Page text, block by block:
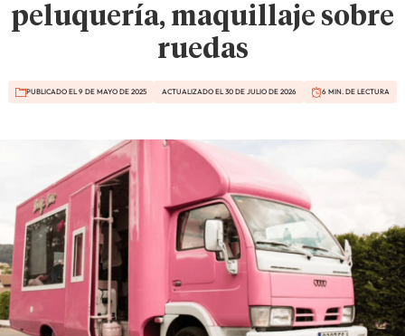
peluquería, maquillaje sobre
ruedas
PUBLICADO EL 9 DE MAYO DE 2025 ACTUALIZADO EL 30 DE JULIO DE 2026 6 MIN. DE LECTURA